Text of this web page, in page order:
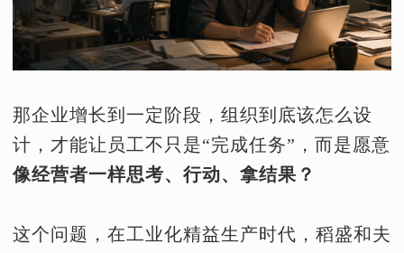
那企业增长到一定阶段，组织到底该怎么设
计，才能让员工不只是“完成任务”，而是愿意
像经营者一样思考、行动、拿结果？
这个问题，在工业化精益生产时代，稻盛和夫